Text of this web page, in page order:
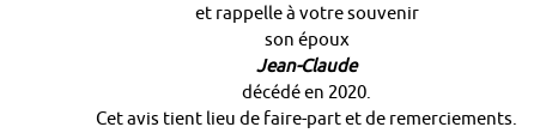
et rappelle à votre souvenir
son époux
Jean-Claude
décédé en 2020.
Cet avis tient lieu de faire-part et de remerciements.